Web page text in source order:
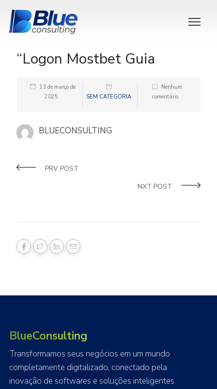
“Logon Mostbet Guia
13 de março de
2025
SEM CATEGORIA
Nenhum
comentário
BLUECONSULTING
PRV POST
NXT POST
BlueConsulting
Transformamos seus negócios em um mundo
completamente digitalizado, conectado pela
inovação de softwares e soluções inteligentes